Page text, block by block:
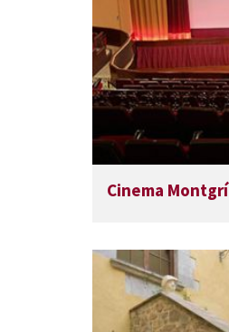
Cinema Montgrí